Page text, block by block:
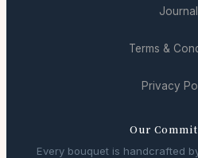
Journal
Terms &
Privacy
Our
Every bouquet is handcrafted